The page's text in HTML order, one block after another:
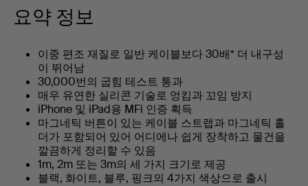
요약 정보
이중 편조 재질로 일반 케이블보다 30배* 더 내구성
이 뛰어남
30,000번의 굽힘 테스트 통과
매우 유연한 실리콘 기술로 엉킴과 꼬임 방지
iPhone 및 iPad용 MFi 인증 획득
마그네틱 버튼이 있는 케이블 스트랩과 마그네틱 홀
더가 포함되어 있어 어디에나 쉽게 장착하고 물건을
깔끔하게 정리할 수 있음
1m, 2m 또는 3m의 세 가지 크기로 제공
블랙, 화이트, 블루, 핑크의 4가지 색상으로 출시